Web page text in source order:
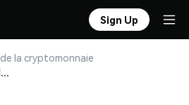
Sign Up
la cryptomonnaie
Achetez et stockez GIZMO•IMAGINARY• KITTEN (Runes) (GIZMO) en toute sécurité